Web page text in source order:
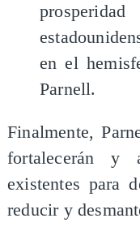
en el
Parnell.
Finalmente,
fortalecerán y
existentes para
reducir y